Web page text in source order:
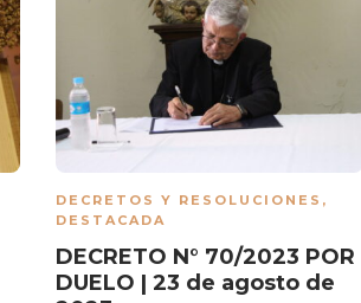
DECRETOS Y RESOLUCIONES ,
DESTACADA
DECRETO N° 70/2023 POR
DUELO | 23 de agosto de